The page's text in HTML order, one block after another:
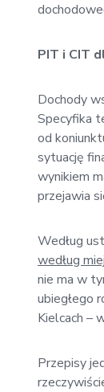
PIT i CIT
Dochody
Specyfika
od
sytuację
wynikiem
przejawia
Według
według
nie ma w
ubiegłego
Kielcach –
Przepisy